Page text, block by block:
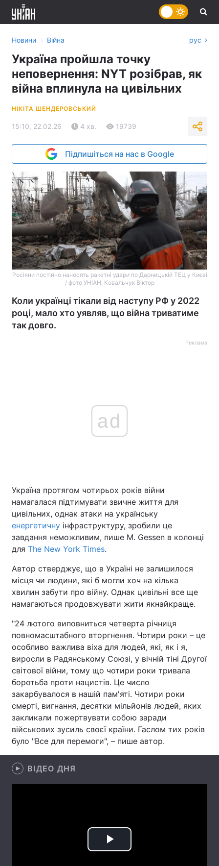
Україна Політика
Економіка Світ
Спорт
Техно і зв'язок Лайт
Зброя Інциденти
Цікавинки Погода
Регіони
Лонгріди
Відео з Youtube Статті
Інтерв'ю Думки
Архів
Контакти
Новини › Війна рус
Україна пройшла точку
неповернення: NYT розібрав, як
війна вплинула на цивільних
НІКІТА ШЕНДЕРОВСЬКИЙ
15:10, 22.02.26 4 хв. 19739
Підпишіться на нас в Google
Росіяни постійно наносять ракетні удари по Дарницькій ТЕЦ у Києві
/ фото УНІАН, Ковальчук Віктор
Коли українці тікали від наступу РФ у 2022
році, мало хто уявляв, що війна триватиме
так довго.
Реклама
ad
Україна протягом чотирьох років війни
намагалася підтимувати звичне життя для
цивільних, однак атаки на українську
енергетичну інфраструктуру, зробили це
завдання неможливим, пише M. Gessen в колонці
для The New York Times.
Автор стверджує, що в Україні не залишилося
місця чи людини, які б могли хоч на кілька
хвилин забути про війну. Однак цивільні все ще
намагаються продовжувати жити якнайкраще.
"24 лютого виповниться четверта річниця
повномасштабного вторгнення. Чотири роки – це
особливо важлива віха для людей, які, як і я,
виросли в Радянському Союзі, у вічній тіні Другої
світової війни, тому що чотири роки тривала
боротьба проти нацистів. Це число
закарбувалося в нашій пам'яті. Чотири роки
смерті, вигнання, десятки мільйонів людей, яких
закликали пожертвувати собою заради
військових зусиль своєї країни. Гаслом тих років
було "Все для перемоги", – пише автор.
ВІДЕО ДНЯ
Play